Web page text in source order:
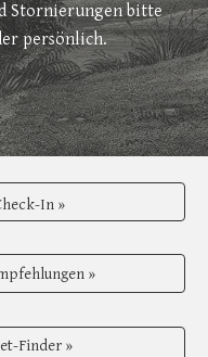
Stornierungen bitte
persönlich.
In »
»
Finder »